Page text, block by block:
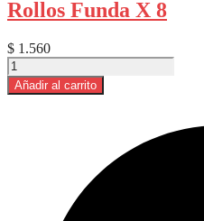
cantidad
Funda
X
cantidad
Rollos Funda X 8
$ 1.560
Papel
Higienico
Doble
Añadir al carrito